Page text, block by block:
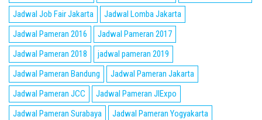
Jadwal Job Fair Jakarta
Jadwal Lomba Jakarta
Jadwal Pameran 2016
Jadwal Pameran 2017
Jadwal Pameran 2018
jadwal pameran 2019
Jadwal Pameran Bandung
Jadwal Pameran Jakarta
Jadwal Pameran JCC
Jadwal Pameran JIExpo
Jadwal Pameran Surabaya
Jadwal Pameran Yogyakarta